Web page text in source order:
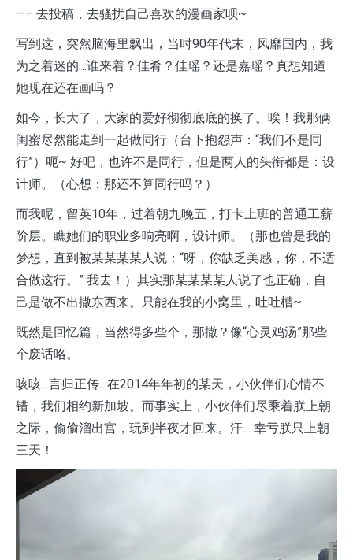
—– 去投稿，去骚扰自己喜欢的漫画家呗~
写到这，突然脑海里飘出，当时90年代末，风靡国内，我
为之着迷的…谁来着？佳肴？佳瑶？还是嘉瑶？真想知道
她现在还在画吗？
如今，长大了，大家的爱好彻彻底底的换了。唉！我那俩
闺蜜尽然能走到一起做同行（台下抱怨声：“我们不是同
行”）呃~ 好吧，也许不是同行，但是两人的头衔都是：设
计师。（心想：那还不算同行吗？）
而我呢，留英10年，过着朝九晚五，打卡上班的普通工薪
阶层。瞧她们的职业多响亮啊，设计师。（那也曾是我的
梦想，直到被某某某某人说：“呀，你缺乏美感，你，不适
合做这行。” 我去！）其实那某某某某人说了也正确，自
己是做不出撒东西来。只能在我的小窝里，吐吐槽~
既然是回忆篇，当然得多些个，那撒？像“心灵鸡汤”那些
个废话咯。
咳咳…言归正传…在2014年年初的某天，小伙伴们心情不
错，我们相约新加坡。而事实上，小伙伴们尽乘着朕上朝
之际，偷偷溜出宫，玩到半夜才回来。汗… 幸亏朕只上朝
三天！